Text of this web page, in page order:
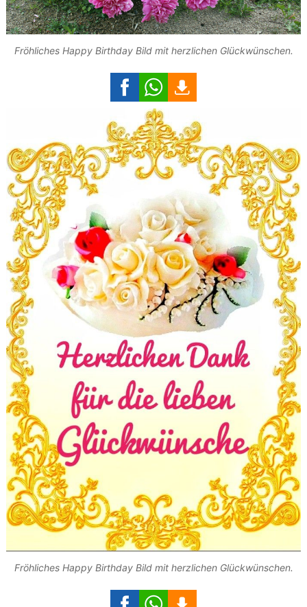
Fröhliches Happy Birthday Bild mit herzlichen Glückwünschen.
Fröhliches Happy Birthday Bild mit herzlichen Glückwünschen.